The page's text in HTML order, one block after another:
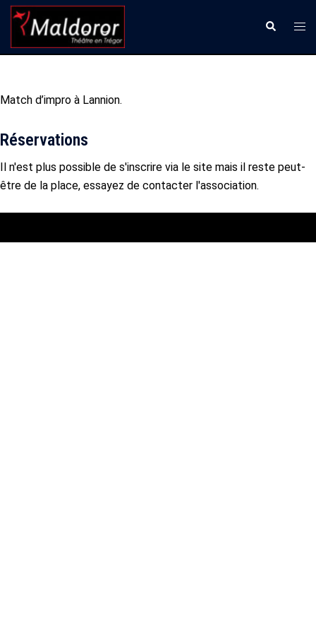
Aller
contenu
Match d’impro à Lannion.
Réservations
Il n'est plus possible de s'inscrire via le site mais il reste peut-
être de la place, essayez de contacter l'association.